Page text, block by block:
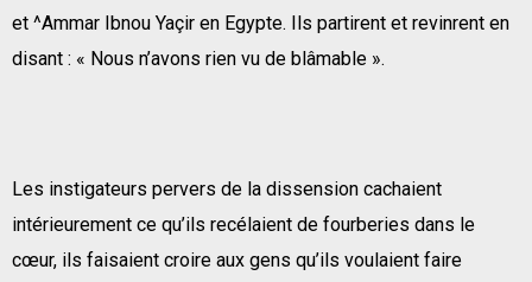
et ^Ammar Ibnou Yaçir en Egypte. Ils partirent et revinrent en
disant : « Nous n’avons rien vu de blâmable ».
Les instigateurs pervers de la dissension cachaient
intérieurement ce qu’ils recélaient de fourberies dans le
cœur, ils faisaient croire aux gens qu’ils voulaient faire